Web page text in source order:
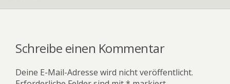
Schreibe einen Kommentar
Deine E-Mail-Adresse wird nicht veröffentlicht.